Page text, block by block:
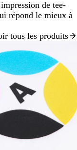
de tee-
répond le mieux à
tous les produits